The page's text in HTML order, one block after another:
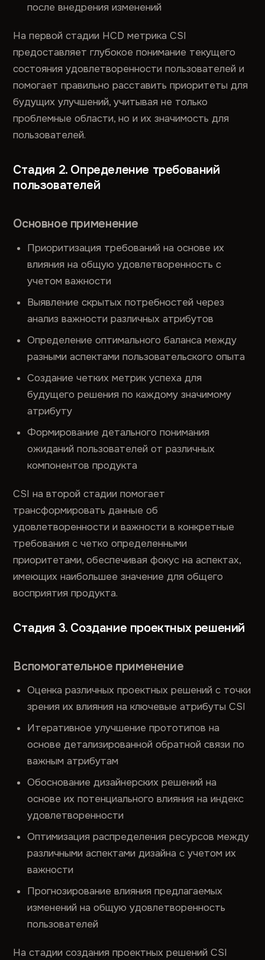
после внедрения изменений
На первой стадии HCD метрика CSI
предоставляет глубокое понимание текущего
состояния удовлетворенности пользователей и
помогает правильно расставить приоритеты для
будущих улучшений, учитывая не только
проблемные области, но и их значимость для
пользователей.
Стадия 2. Определение требований
пользователей
Основное применение
Приоритизация требований на основе их
влияния на общую удовлетворенность с
учетом важности
Выявление скрытых потребностей через
анализ важности различных атрибутов
Определение оптимального баланса между
разными аспектами пользовательского опыта
Создание четких метрик успеха для
будущего решения по каждому значимому
атрибуту
Формирование детального понимания
ожиданий пользователей от различных
компонентов продукта
CSI на второй стадии помогает
трансформировать данные об
удовлетворенности и важности в конкретные
требования с четко определенными
приоритетами, обеспечивая фокус на аспектах,
имеющих наибольшее значение для общего
восприятия продукта.
Стадия 3. Создание проектных решений
Вспомогательное применение
Оценка различных проектных решений с точки
зрения их влияния на ключевые атрибуты CSI
Итеративное улучшение прототипов на
основе детализированной обратной связи по
важным атрибутам
Обоснование дизайнерских решений на
основе их потенциального влияния на индекс
удовлетворенности
Оптимизация распределения ресурсов между
различными аспектами дизайна с учетом их
важности
Прогнозирование влияния предлагаемых
изменений на общую удовлетворенность
пользователей
На стадии создания проектных решений CSI